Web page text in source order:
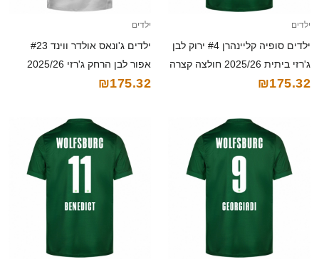
ילדים
ילדים סופיה קליינהרן #4 ירוק לבן
ג'רזי ביתית 2025/26 חולצה קצרה
₪175.32
ילדים
ילדים ג'ונאס אולדר ווינד #23
אפור לבן הרחק ג'רזי 2025/26
חולצה קצרה
₪175.32